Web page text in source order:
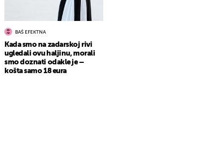
BAŠ EFEKTNA
Kada smo na zadarskoj rivi
ugledali ovu haljinu, morali
smo doznati odakle je –
košta samo 18 eura